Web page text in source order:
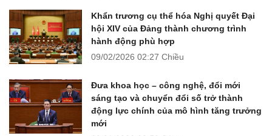
Khẩn trương cụ thể hóa Nghị quyết Đại
hội XIV của Đảng thành chương trình
hành động phù hợp
09/02/2026 02:27 Chiều
Đưa khoa học – công nghệ, đổi mới
sáng tạo và chuyển đổi số trở thành
động lực chính của mô hình tăng trưởng
mới